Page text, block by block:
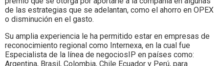
de las estrategias que se adelantan, como el ahorro en OPEX
o disminución en el gasto.
Su amplia experiencia le ha permitido estar en empresas de
reconocimiento regional como Internexa, en la cual fue
Especialista de la línea de negociosIP en países como:
Argentina, Brasil, Colombia, Chile Ecuador y Perú, para